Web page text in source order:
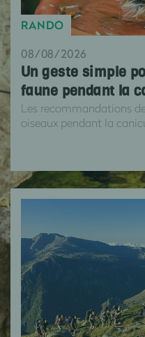
RANDO
08/08/2026
Un geste simple
faune pendant la
Les recommandations
oiseaux pendant la